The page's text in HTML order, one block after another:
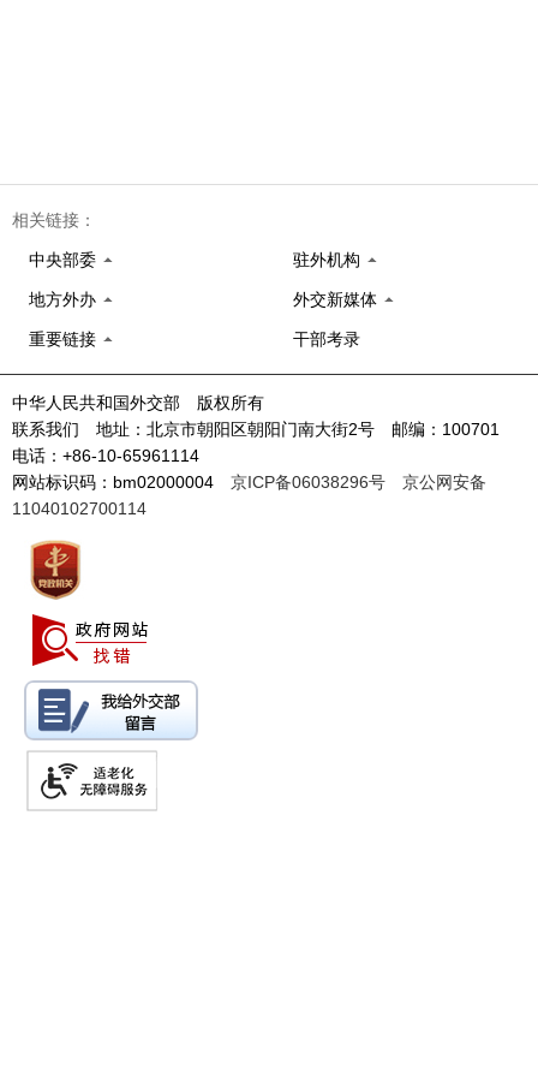
相关链接：
中央部委 驻外机构
地方外办 外交新媒体
重要链接 干部考录
中华人民共和国外交部 版权所有
联系我们 地址：北京市朝阳区朝阳门南大街2号 邮编：100701
电话：+86-10-65961114
网站标识码：bm02000004 京ICP备06038296号
京公网安备
11040102700114